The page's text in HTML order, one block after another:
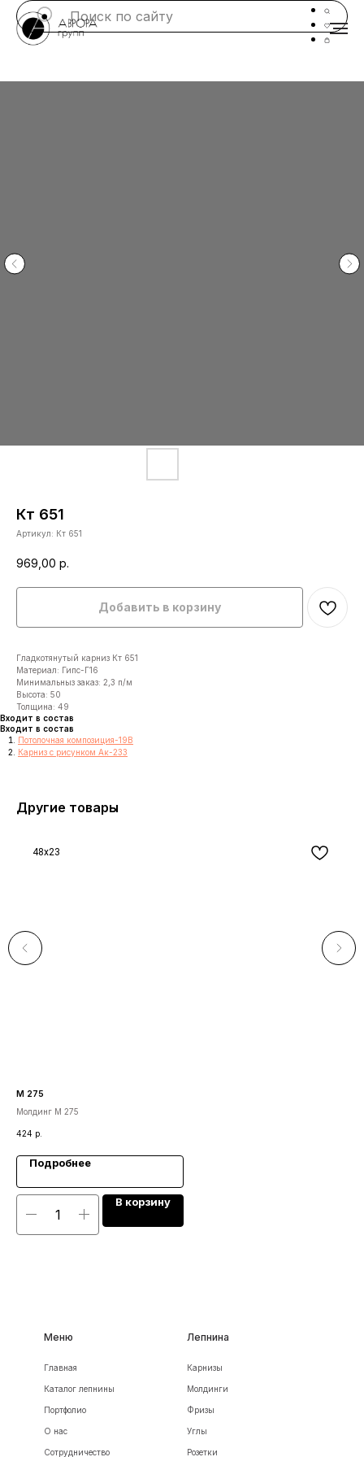
Кт 651
Артикул: Кт 651
969,00 р.
Добавить в корзину
Гладкотянутый карниз Кт 651
Материал: Гипс-Г16
Минимальныз заказ: 2,3 п/м
Высота: 50
Толщина: 49
Входит в состав
Входит в состав
Потолочная композиция-19В
Карниз с рисунком Ак-233
Другие товары
48x23
М 275
Молдинг М 275
424 р.
Подробнее
В корзину
Меню
Главная
О нас
Каталог лепнины
Портфолио
Сотрудничество
Лепнина
Карнизы
Молдинги
Фризы
Углы
Розетки